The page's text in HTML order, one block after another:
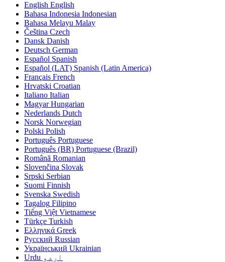
English English
Bahasa Indonesia Indonesian
Bahasa Melayu Malay
Čeština Czech
Dansk Danish
Deutsch German
Español Spanish
Español (LAT) Spanish (Latin America)
Français French
Hrvatski Croatian
Italiano Italian
Magyar Hungarian
Nederlands Dutch
Norsk Norwegian
Polski Polish
Português Portuguese
Português (BR) Portuguese (Brazil)
Română Romanian
Slovenčina Slovak
Srpski Serbian
Suomi Finnish
Svenska Swedish
Tagalog Filipino
Tiếng Việt Vietnamese
Türkçe Turkish
Ελληνικά Greek
Русский Russian
Український Ukrainian
اردو Urdu